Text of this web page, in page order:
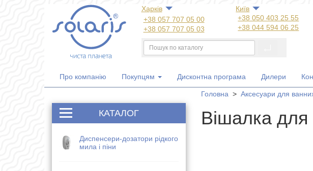
Харкiв
+38 057 707 05 00
+38 057 707 05 03
+38 050 300 06 77
+38 067 533 81 21
+38 063 707 05 00
Київ
+38 050 403 25 55
+38 044 594 06 25
+38 067 554 50 60
Про компанію Покупцям Дисконтна програма Дилери
Головна > Аксесуари для
КАТАЛОГ
Диспенсери-дозатори рідкого
мила і піни
Вішалка для